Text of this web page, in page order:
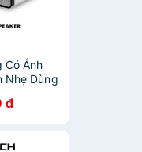
Có Ánh
Nhẹ Dùng
BEAT
đ